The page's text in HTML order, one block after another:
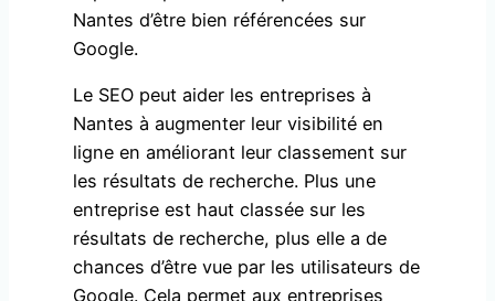
Nantes d’être bien référencées sur
Google.
Le SEO peut aider les entreprises à
Nantes à augmenter leur visibilité en
ligne en améliorant leur classement sur
les résultats de recherche. Plus une
entreprise est haut classée sur les
résultats de recherche, plus elle a de
chances d’être vue par les utilisateurs de
Google. Cela permet aux entreprises